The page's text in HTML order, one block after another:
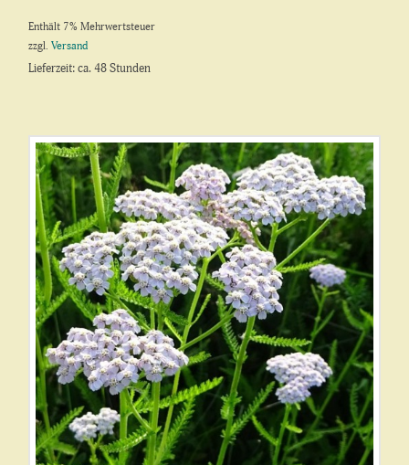
Enthält 7% Mehrwertsteuer
zzgl.Versand
Lieferzeit: ca. 48 Stunden